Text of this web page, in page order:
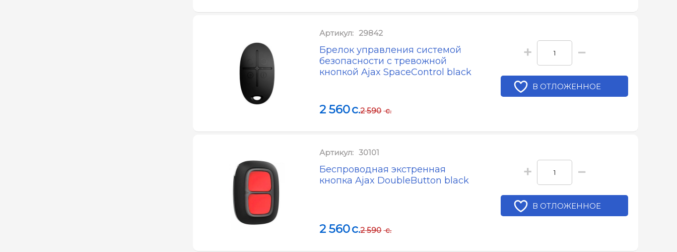
Артикул: 29842
Брелок управления системой
безопасности с тревожной
кнопкой Ajax SpaceControl black
2 560c.2 590 c.
+ −
В ОТЛОЖЕННОЕ
Артикул: 30101
Беспроводная экстренная
кнопка Ajax DoubleButton black
2 560c.2 590 c.
+ −
В ОТЛОЖЕННОЕ